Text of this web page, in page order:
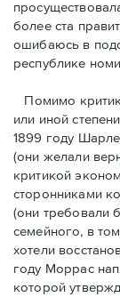
более ста
ошибаюсь в
республике
Помимо
или иной
1899 году
(они желали
критикой
сторонниками
(они требовали
семейного, в
хотели
году Моррас
которой